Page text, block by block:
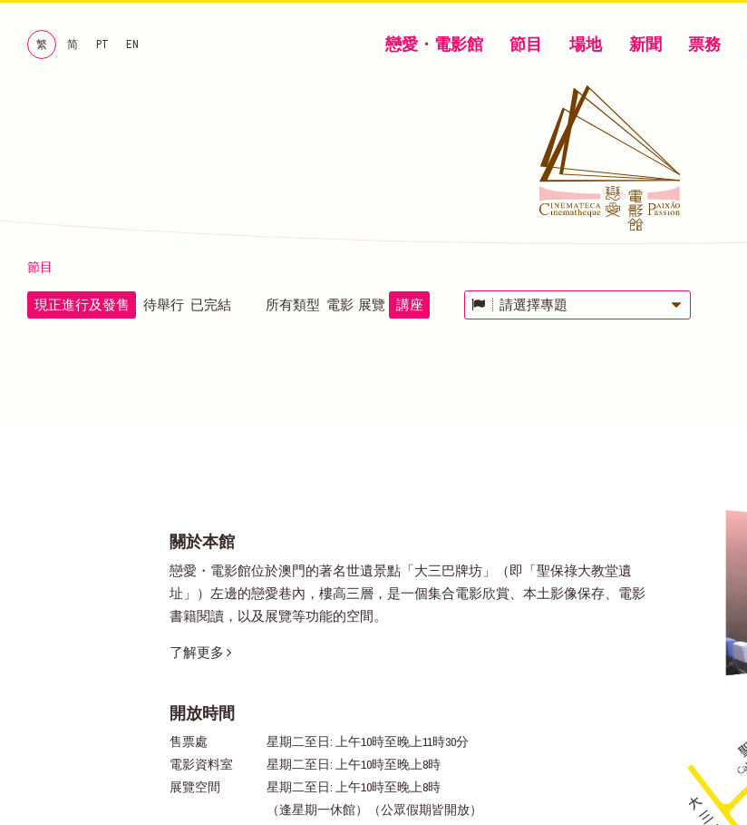
繁 简 PT EN 戀愛・電影館 節目 場地 新聞 票務
節目
現正進行及發售 待舉行 已完結 所有類型 電影 展覽 講座 請選擇專題
關於本館
戀愛・電影館位於澳門的著名世遺景點「大三巴牌坊」（即「聖保祿大教堂遺
址」）左邊的戀愛巷內，樓高三層，是一個集合電影欣賞、本土影像保存、電影
書籍閱讀，以及展覽等功能的空間。
了解更多
開放時間
售票處
星期二至日: 上午10時至晚上11時30分
電影資料室
星期二至日: 上午10時至晚上8時
展覽空間
星期二至日: 上午10時至晚上8時
（逢星期一休館）（公眾假期皆開放）